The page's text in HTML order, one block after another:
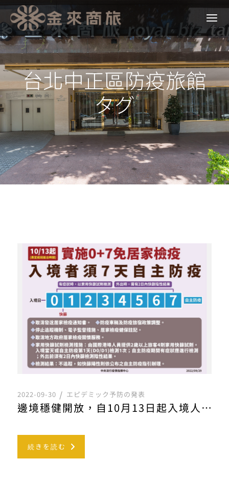
台北中正區防疫旅館
タグ
2022-09-30 エピデミック予防の発表
邊境穩健開放，自10月13日起入境人員免除居家檢疫，改須「7天自主防疫」
続きを読む